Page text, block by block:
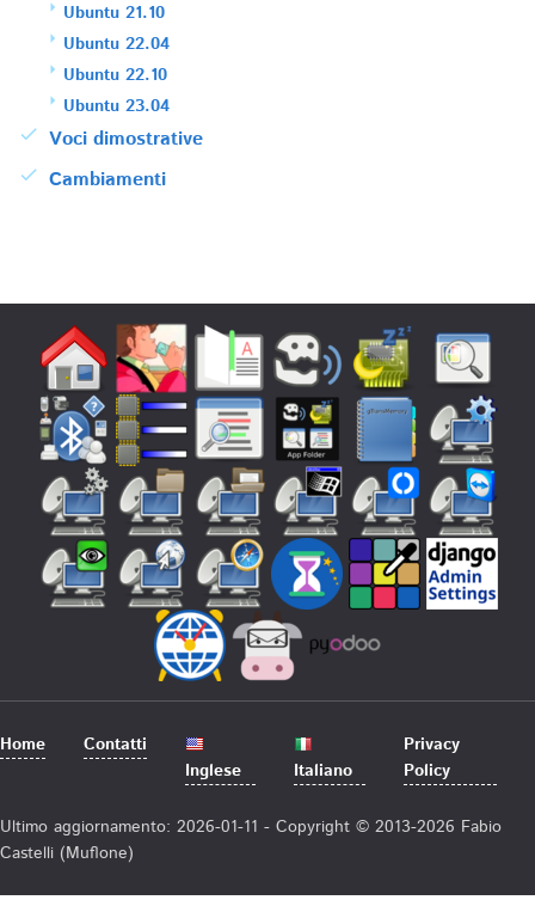
Ubuntu 21.10
Ubuntu 22.04
Ubuntu 22.10
Ubuntu 23.04
Voci dimostrative
Cambiamenti
Home
Contatti
Inglese
Italiano
Privacy
Policy
Ultimo aggiornamento: 2026-01-11 - Copyright © 2013-2026 Fabio
Castelli (Muflone)